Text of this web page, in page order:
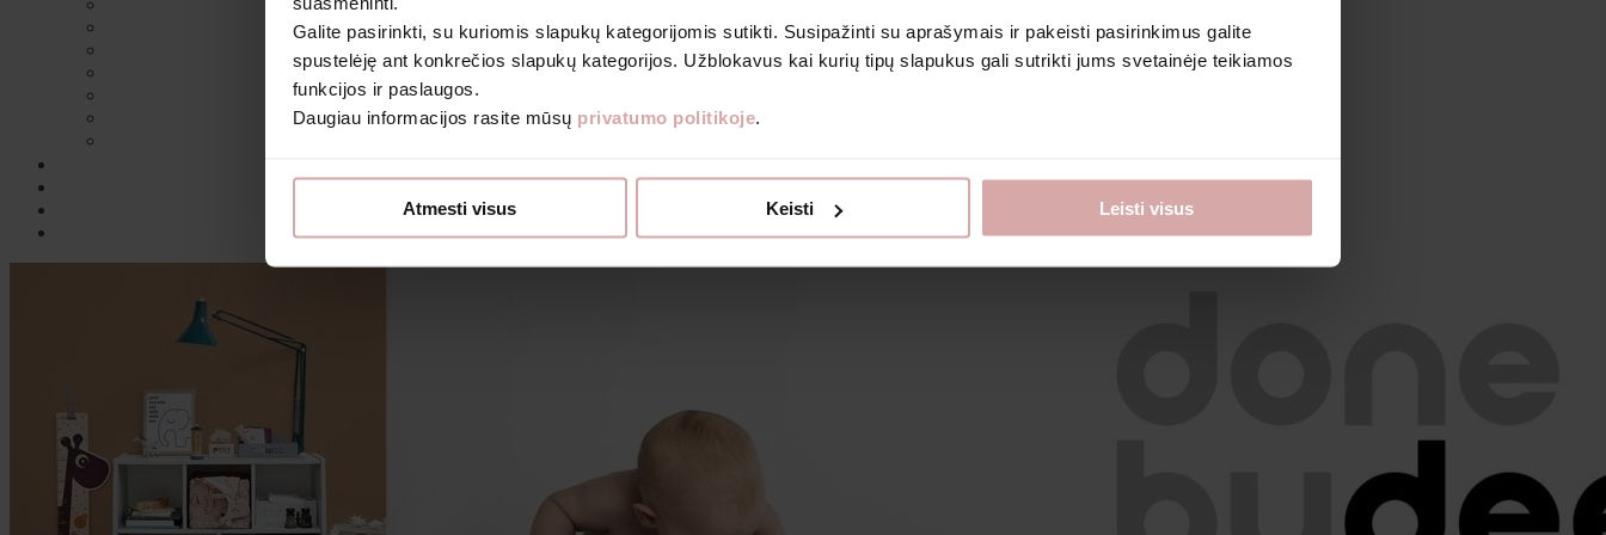
Galite pasirinkti, su kuriomis slapukų kategorijomis sutikti. Susipažinti su aprašymais ir pakeisti pasirinkimus galite
spustelėję ant konkrečios slapukų kategorijos. Užblokavus kai kurių tipų slapukus gali sutrikti jums svetainėje teikiamos
funkcijos ir paslaugos.
Daugiau informacijos rasite mūsų privatumo politikoje.
Atmesti visus Keisti Leisti visus
Kelnės
Smėlinukai
Megztukai ir džemperiai
Dovanų kuponai
Išparduotuvė
Apie Avietę